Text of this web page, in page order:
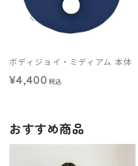
ボディジョイ・ミディアム 本体
¥4,400 税込
おすすめ商品